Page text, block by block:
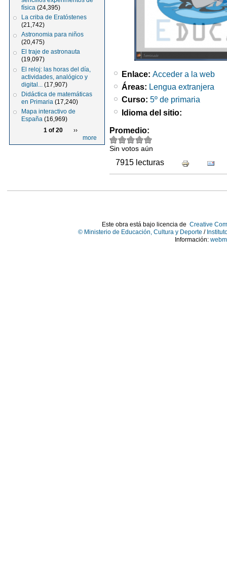
física (24,395)
La criba de Eratóstenes
(21,742)
Astronomia para niños
(20,475)
El traje de astronauta
(19,097)
El reloj: las horas del día,
actividades, analógico y
digital...
(17,907)
Didáctica de matemáticas
en Primaria (17,240)
Mapa interactivo de
España (16,969)
1 of 20
››
more
Enlace:Acceder a la web
Áreas: Lengua extranjera
Curso:5º de primaria
Idioma del sitio:
Promedio:
Sin votos aún
7915 lecturas
Este obra está bajo licencia de Creative
© Ministerio de Educación, Cultura y Deporte /
Información: